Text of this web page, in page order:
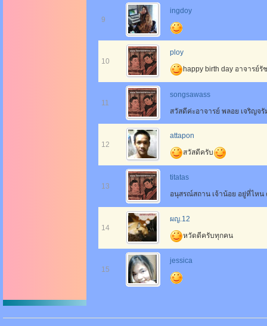
9
ingdoy
10
ploy
happy birth day อาจารย์
11
songsawass
สวัสดีค่ะอาจารย์ พลอย เจริญจ
12
attapon
สวัสดีครับ
13
titatas
อนุสรณ์สถาน เจ้าน้อย อยู่ที่ไห
14
ผญ.12
หวัดดีครับทุกคน
15
jessica